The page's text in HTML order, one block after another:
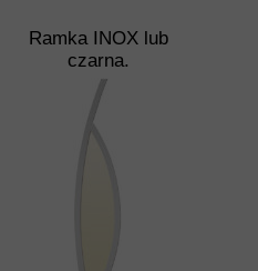
Ramka INOX lub
czarna.